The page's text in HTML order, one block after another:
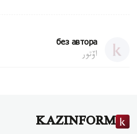
без автора
اۆتور
KAZINFORM